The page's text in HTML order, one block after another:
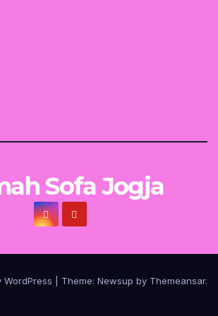
Sofa Jogja
Theme: Newsup by Themeansar.